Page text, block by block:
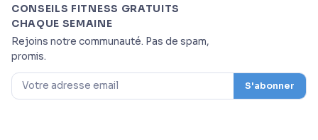
CONSEILS FITNESS GRATUITS
CHAQUE SEMAINE
Rejoins notre communauté. Pas de spam,
promis.
S'abonner